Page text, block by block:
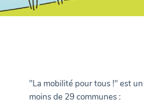
"La mobilité pour tous !" est
moins de 29 communes :